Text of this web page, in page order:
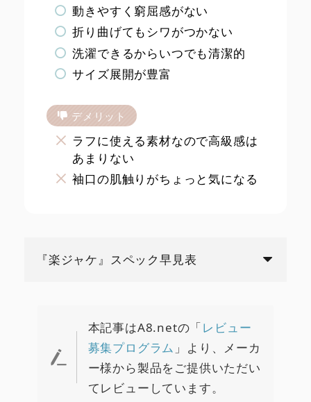
動きやすく窮屈感がない
折り曲げてもシワがつかない
洗濯できるからいつでも清潔的
サイズ展開が豊富
デメリット
ラフに使える素材なので高級感は
あまりない
袖口の肌触りがちょっと気になる
『楽ジャケ』スペック早見表
本記事はA8.netの「レビュー
募集プログラム 」より、メーカ
ー様から製品をご提供いただい
てレビューしています。